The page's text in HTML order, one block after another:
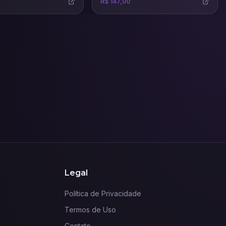
Legal
Política de Privacidade
Termos de Uso